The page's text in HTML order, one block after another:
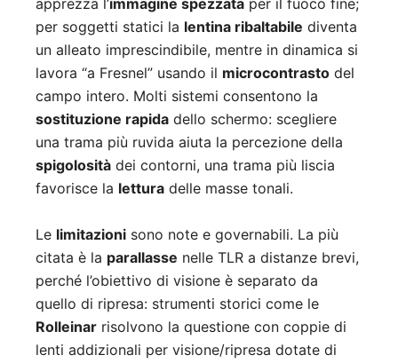
apprezza l’immagine spezzata per il fuoco fine;
per soggetti statici la lentina ribaltabile diventa
un alleato imprescindibile, mentre in dinamica si
lavora “a Fresnel” usando il microcontrasto del
campo intero. Molti sistemi consentono la
sostituzione rapida dello schermo: scegliere
una trama più ruvida aiuta la percezione della
spigolosità dei contorni, una trama più liscia
favorisce la lettura delle masse tonali.
Le limitazioni sono note e governabili. La più
citata è la parallasse nelle TLR a distanze brevi,
perché l’obiettivo di visione è separato da
quello di ripresa: strumenti storici come le
Rolleinar risolvono la questione con coppie di
lenti addizionali per visione/ripresa dotate di